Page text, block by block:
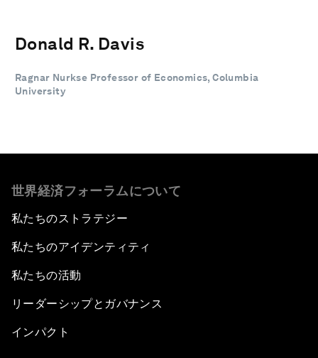
Donald R. Davis
Ragnar Nurkse Professor of Economics, Columbia
University
世界経済フォーラムについて
私たちのストラテジー
私たちのアイデンティティ
私たちの活動
リーダーシップとガバナンス
インパクト